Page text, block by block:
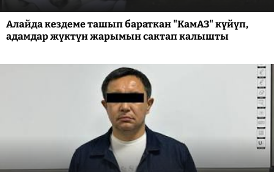
Алайда кездеме ташып бараткан "КамАЗ" күйүп,
адамдар жүктүн жарымын сактап калышты